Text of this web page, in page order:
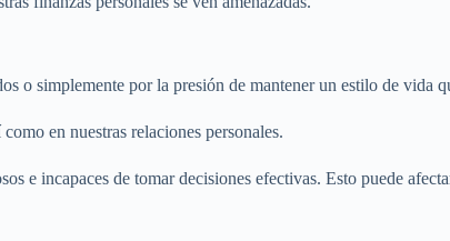
o simplemente por la presión de mantener un estilo de vida
en nuestras relaciones personales.
e incapaces de tomar decisiones efectivas. Esto puede